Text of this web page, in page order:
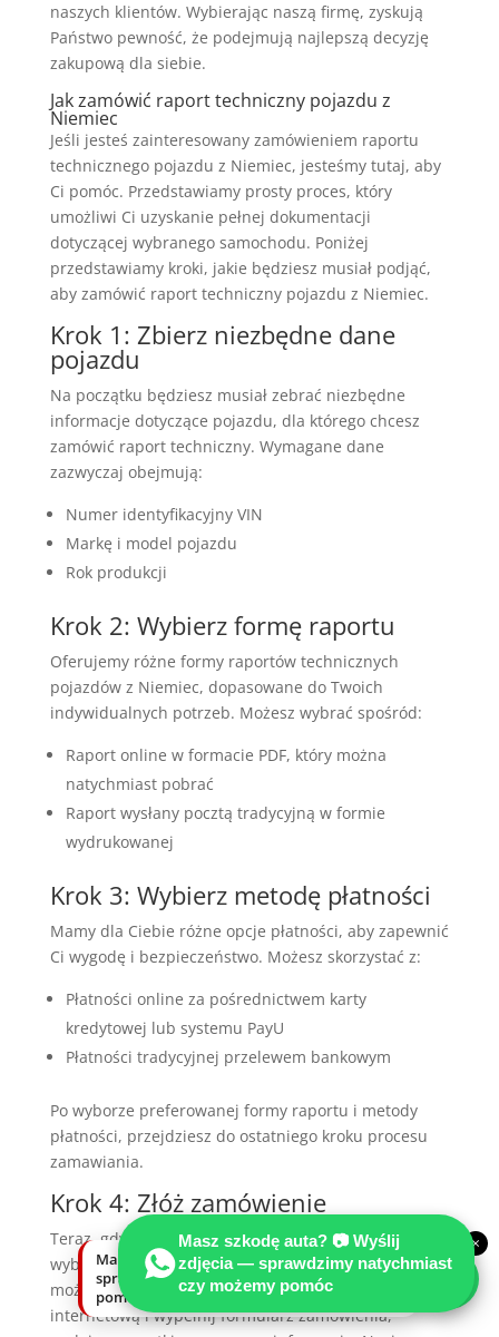
naszych klientów. Wybierając naszą firmę, zyskują
Państwo pewność, że podejmują najlepszą decyzję
zakupową dla siebie.
Jak zamówić raport techniczny pojazdu z
Niemiec
Jeśli jesteś zainteresowany zamówieniem raportu
technicznego pojazdu z Niemiec, jesteśmy tutaj, aby
Ci pomóc. Przedstawiamy prosty proces, który
umożliwi Ci uzyskanie pełnej dokumentacji
dotyczącej wybranego samochodu. Poniżej
przedstawiamy kroki, jakie będziesz musiał podjąć,
aby zamówić raport techniczny pojazdu z Niemiec.
Krok 1: Zbierz niezbędne dane
pojazdu
Na początku będziesz musiał zebrać niezbędne
informacje dotyczące pojazdu, dla którego chcesz
zamówić raport techniczny. Wymagane dane
zazwyczaj obejmują:
Numer identyfikacyjny VIN
Markę i model pojazdu
Rok produkcji
Krok 2: Wybierz formę raportu
Oferujemy różne formy raportów technicznych
pojazdów z Niemiec, dopasowane do Twoich
indywidualnych potrzeb. Możesz wybrać spośród:
Raport online w formacie PDF, który można
natychmiast pobrać
Raport wysłany pocztą tradycyjną w formie
wydrukowanej
Krok 3: Wybierz metodę płatności
Mamy dla Ciebie różne opcje płatności, aby zapewnić
Ci wygodę i bezpieczeństwo. Możesz skorzystać z:
Płatności online za pośrednictwem karty
kredytowej lub systemu PayU
Płatności tradycyjnej przelewem bankowym
Po wyborze preferowanej formy raportu i metody
płatności, przejdziesz do ostatniego kroku procesu
zamawiania.
Krok 4: Złóż zamówienie
Teraz, gdy masz zebrane wszystkie niezbędne dane i
wybrałeś formę raportu oraz methodę płatności,
możesz złożyć zamówienie. Przejdź na naszą stronę
internetową i wypełnij formularz zamówienia,
Masz szkodę auta? 📷 Wyślij
zdjęcia — sprawdzimy natychmiast
czy możemy pomóc
×
Masz szkodę auta? Wyślij zdjęcia —
sprawdzimy natychmiast, czy możemy
pomóc.